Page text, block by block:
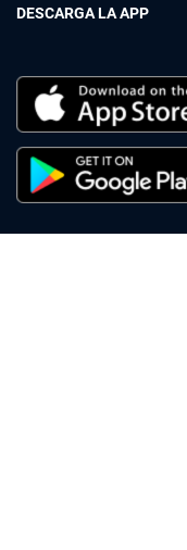
DESCARGA LA APP